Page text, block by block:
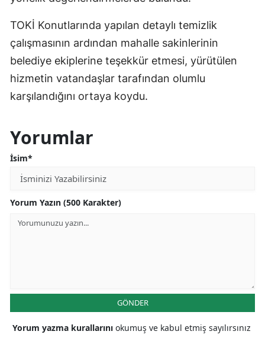
TOKİ Konutlarında yapılan detaylı temizlik
çalışmasının ardından mahalle sakinlerinin
belediye ekiplerine teşekkür etmesi, yürütülen
hizmetin vatandaşlar tarafından olumlu
karşılandığını ortaya koydu.
Yorumlar
İsim*
Yorum Yazın (500 Karakter)
GÖNDER
Yorum yazma kurallarını okumuş ve kabul etmiş sayılırsınız